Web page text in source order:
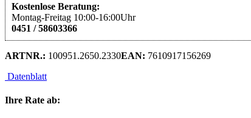
Kostenlose Beratung:
Montag-Freitag 10:00-16:00Uhr
0451 / 58603366
ARTNR.: 100951.2650.2330EAN: 7610917156269
Datenblatt
Ihre Rate ab: